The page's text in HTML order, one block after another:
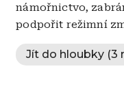
námořnictvo,
podpořit režimní
Jít do hloubky (3